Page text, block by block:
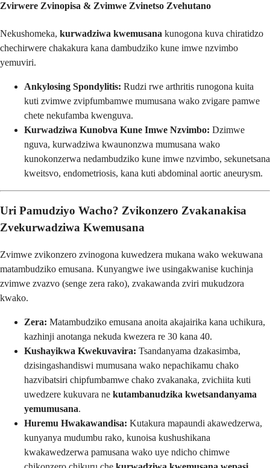
Zvirwere Zvinopisa & Zvimwe Zvinetso Zvehutano
Nekushomeka, kurwadziwa kwemusana kunogona kuva chiratidzo
chechirwere chakakura kana dambudziko kune imwe nzvimbo
yemuviri.
Ankylosing Spondylitis: Rudzi rwe arthritis runogona kuita
kuti zvimwe zvipfumbamwe mumusana wako zvigare pamwe
chete nekufamba kwenguva.
Kurwadziwa Kunobva Kune Imwe Nzvimbo: Dzimwe
nguva, kurwadziwa kwaunonzwa mumusana wako
kunokonzerwa nedambudziko kune imwe nzvimbo, sekunetsana
kweitsvo, endometriosis, kana kuti abdominal aortic aneurysm.
Uri Pamudziyo Wacho? Zvikonzero Zvakanakisa
Zvekurwadziwa Kwemusana
Zvimwe zvikonzero zvinogona kuwedzera mukana wako wekuwana
matambudziko emusana. Kunyangwe iwe usingakwanise kuchinja
zvimwe zvazvo (senge zera rako), zvakawanda zviri mukudzora
kwako.
Zera: Matambudziko emusana anoita akajairika kana uchikura,
kazhinji anotanga nekuda kwezera re 30 kana 40.
Kushayikwa Kwekuvavira: Tsandanyama dzakasimba,
dzisingashandiswi mumusana wako nepachikamu chako
hazvibatsiri chipfumbamwe chako zvakanaka, zvichiita kuti
uwedzere kukuvara ne kutambanudzika kwetsandanyama
yemumusana.
Huremu Hwakawandisa: Kutakura mapaundi akawedzerwa,
kunyanya mudumbu rako, kunoisa kushushikana
kwakawedzerwa pamusana wako uye ndicho chimwe